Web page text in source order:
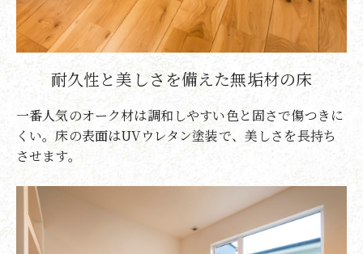
耐久性と美しさを備えた無垢材の床
一番人気のオーク材は調和しやすい色と固さで傷つきに
くい。床の表面はUVウレタン塗装で、美しさを長持ち
させます。